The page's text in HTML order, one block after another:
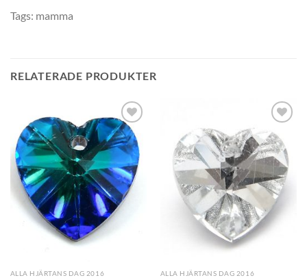
Tags: mamma
RELATERADE PRODUKTER
Lägg
till i
önskelistan
ALLA HJÄRTANS DAG 2016
Lägg
till i
önskelistan
ALLA HJÄRTANS DAG 2016